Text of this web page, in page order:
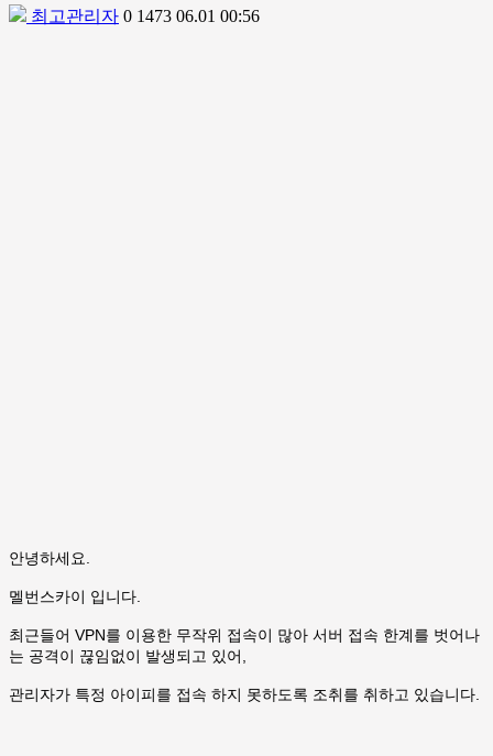
최고관리자 0 1473 06.01 00:56
안녕하세요.
멜번스카이 입니다.
최근들어 VPN를 이용한 무작위 접속이 많아 서버 접속 한계를 벗어나
는 공격이 끊임없이 발생되고 있어,
관리자가 특정 아이피를 접속 하지 못하도록 조취를 취하고 있습니다.